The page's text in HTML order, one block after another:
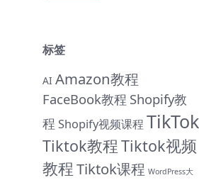
标签
AI Amazon教程
FaceBook教程 Shopify教
程 Shopify视频课程 TikTok
Tiktok教程Tiktok视频
教程Tiktok课程 WordPress大